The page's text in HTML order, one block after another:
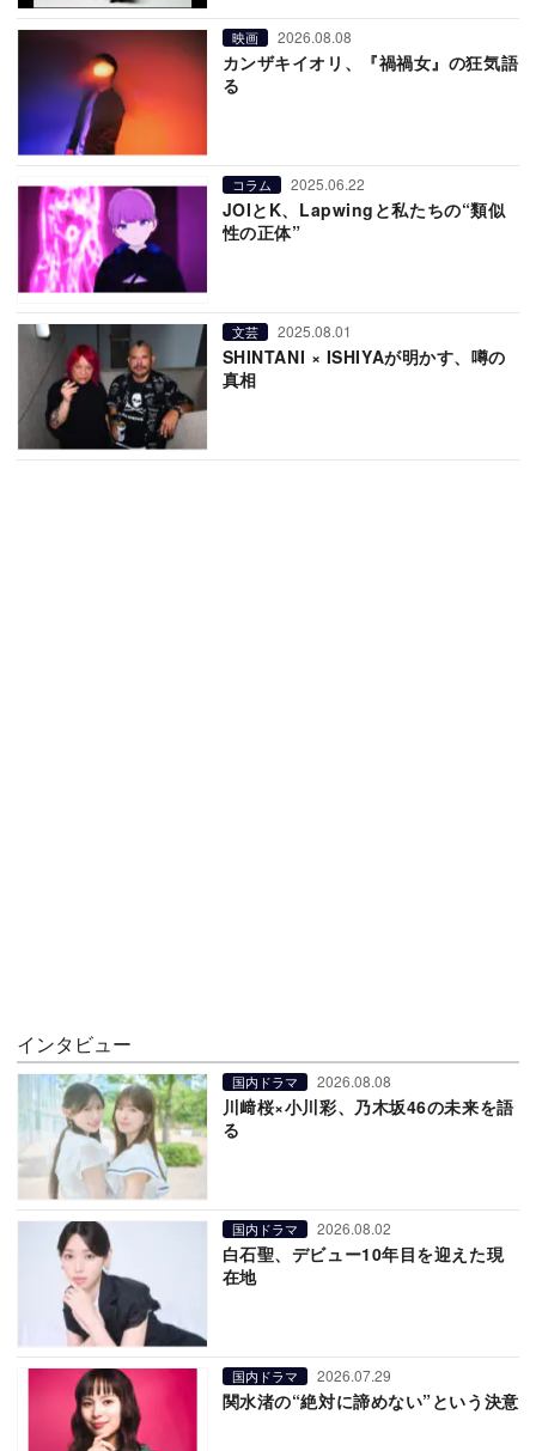
映画 2026.08.08
カンザキイオリ、『禍禍女』の狂気語
る
コラム 2025.06.22
JOIとK、Lapwingと私たちの“類似
性の正体”
文芸 2025.08.01
SHINTANI × ISHIYAが明かす、噂の
真相
インタビュー
国内ドラマ 2026.08.08
川﨑桜×小川彩、乃木坂46の未来を語
る
国内ドラマ 2026.08.02
白石聖、デビュー10年目を迎えた現
在地
国内ドラマ 2026.07.29
関水渚の“絶対に諦めない”という決意